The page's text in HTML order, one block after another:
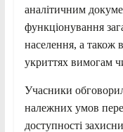
аналітичним
функціонування
населення, а також
укриттях вимогам
Учасники
належних умов
доступності